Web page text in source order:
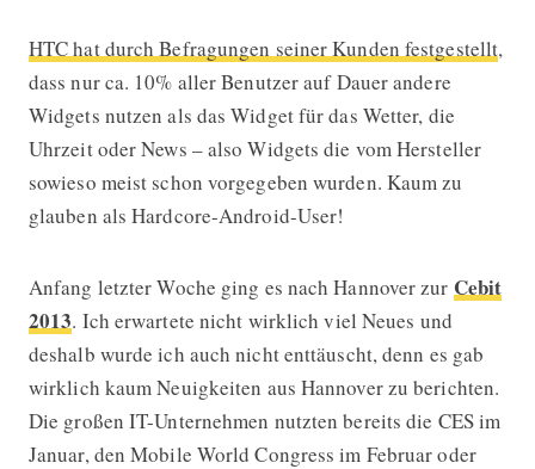
HTC hat durch Befragungen seiner Kunden festgestellt,
dass nur ca. 10% aller Benutzer auf Dauer andere
Widgets nutzen als das Widget für das Wetter, die
Uhrzeit oder News – also Widgets die vom Hersteller
sowieso meist schon vorgegeben wurden. Kaum zu
glauben als Hardcore-Android-User!
Anfang letzter Woche ging es nach Hannover zur Cebit
2013. Ich erwartete nicht wirklich viel Neues und
deshalb wurde ich auch nicht enttäuscht, denn es gab
wirklich kaum Neuigkeiten aus Hannover zu berichten.
Die großen IT-Unternehmen nutzten bereits die CES im
Januar, den Mobile World Congress im Februar oder